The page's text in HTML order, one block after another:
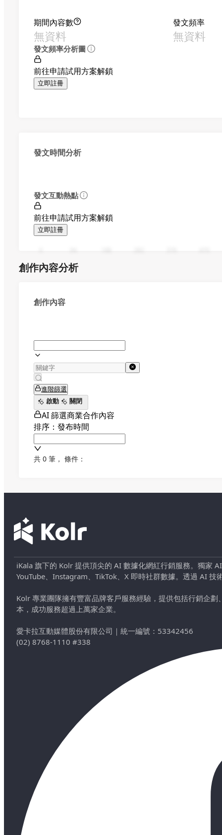
期間內容數
無資料
發文頻率
無資料
發文頻率分析圖
前往申請試用方案解鎖
立即註冊
發文時間分析
發文互動熱點
前往申請試用方案解鎖
立即註冊
創作內容分析
創作內容
進階篩選
啟動
關閉
AI 篩選商業合作內容
排序：發布時間
共 0 筆 ， 條件：
iKala 旗下的 Kolr 提供頂尖的 AI 數據化網紅行銷服務。獨家
YouTube、Instagram、TikTok、X 即時社群數據。透過 AI
Kolr 專業團隊擁有豐富品牌客戶服務經驗，提供包括行銷企
本，成功服務超過上萬家企業。
愛卡拉互動媒體股份有限公司 ｜ 統一編號：53342456
(02) 8768-1110 #338